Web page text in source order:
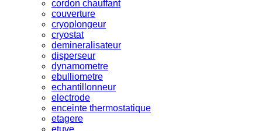
cordon chauffant
couverture
cryoplongeur
cryostat
demineralisateur
disperseur
dynamometre
ebulliometre
echantillonneur
electrode
enceinte thermostatique
etagere
etuve